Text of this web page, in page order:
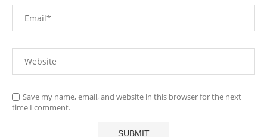
Save my name, email, and website in this browser for the next
time I comment.